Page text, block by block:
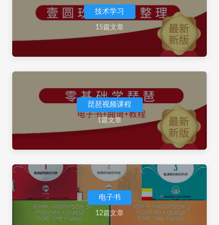
技术学习
15篇文章
琵琶视频课程
1篇文章
电子书
12篇文章